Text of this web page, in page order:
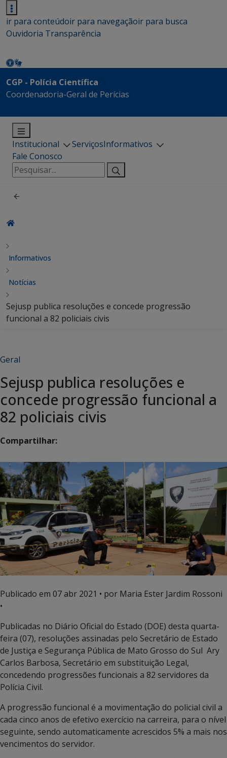
ir para conteúdoir para navegaçãoir para busca
Ouvidoria Transparência
CGP - Polícia Científica
Coordenadoria-Geral de Perícias
Institucional ServiçosInformativos
Fale Conosco
Pesquisar
por:
Informativos
Notícias
Sejusp publica resoluções e concede progressão
funcional a 82 policiais civis
Geral
Sejusp publica resoluções e
concede progressão funcional a
82 policiais civis
Compartilhar:
Publicado em 07 abr 2021 • por Maria Ester Jardim Rossoni
•
Publicadas no Diário Oficial do Estado (DOE) desta quarta-
feira (07), resoluções assinadas pelo Secretário de Estado
de Justiça e Segurança Pública de Mato Grosso do Sul Ary
Carlos Barbosa, Secretário em substituição Legal,
concedendo progressões funcionais a 82 servidores da
Polícia Civil.
A progressão funcional é a movimentação do policial civil a
cada cinco anos de efetivo exercício na carreira, para o nível
seguinte, sendo automaticamente acrescidos 5% a mais nos
vencimentos do servidor.